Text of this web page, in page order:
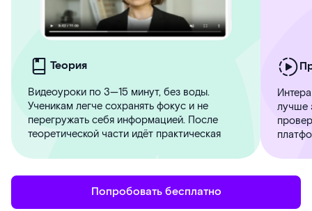
Теория
Видеоуроки по 3—15 минут, без воды.
Ученикам легче сохранять фокус и не
перегружать себя информацией. После
теоретической части идёт практическая
лучше
Попробовать бесплатно